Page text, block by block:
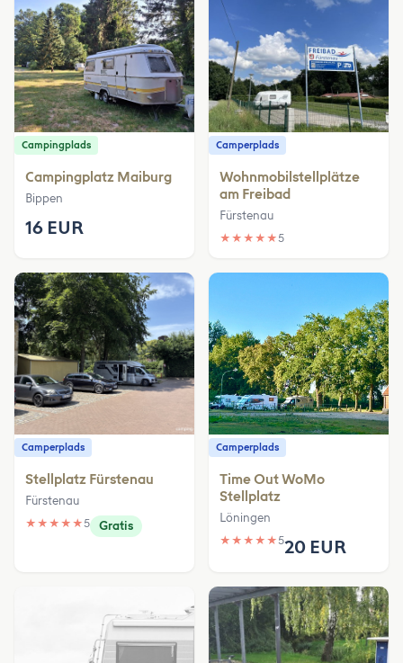
Campingplads
Campingplatz Maiburg
Bippen
16 EUR
Camperplads
Wohnmobilstellplätze
am Freibad
Fürstenau
★ ★ ★ ★ ★5
Camperplads
Stellplatz Fürstenau
Fürstenau
★ ★ ★ ★ ★5 Gratis
Camperplads
Time Out WoMo
Stellplatz
Löningen
★ ★ ★ ★ ★520 EUR